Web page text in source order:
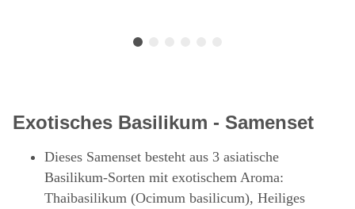
Exotisches Basilikum - Samenset
Dieses Samenset besteht aus 3 asiatische
Basilikum-Sorten mit exotischem Aroma:
Thaibasilikum (Ocimum basilicum), Heiliges